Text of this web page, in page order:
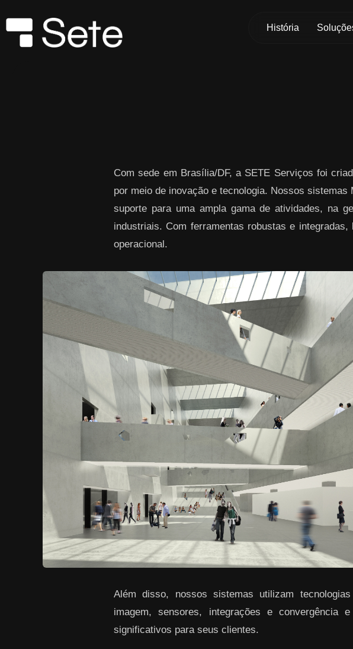
História
Com sede em Brasília/DF, a SETE Serviços foi
por meio de inovação e tecnologia. Nossos
suporte para uma ampla gama de atividades, na
industriais. Com ferramentas robustas e
operacional.
Além disso, nossos sistemas utilizam
imagem, sensores, integrações e convergência
significativos para seus clientes.